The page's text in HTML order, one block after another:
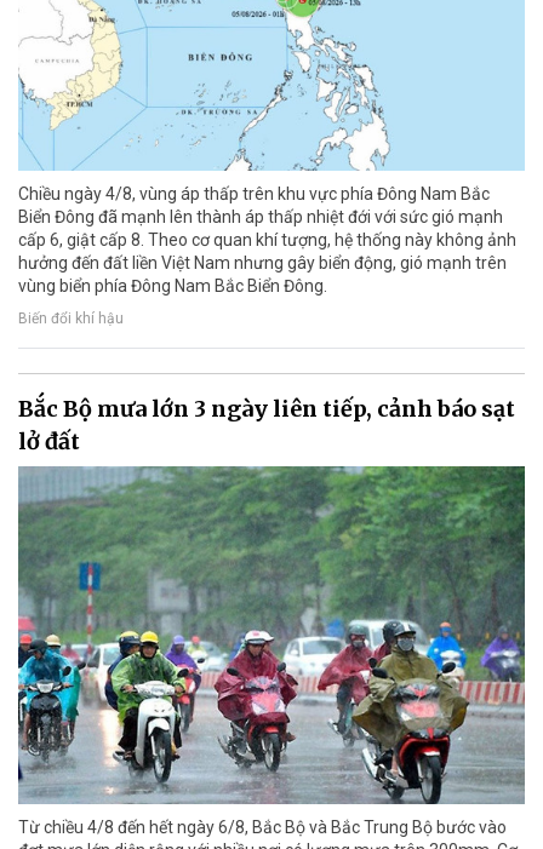
Chiều ngày 4/8, vùng áp thấp trên khu vực phía Đông Nam Bắc
Biển Đông đã mạnh lên thành áp thấp nhiệt đới với sức gió mạnh
cấp 6, giật cấp 8. Theo cơ quan khí tượng, hệ thống này không ảnh
hưởng đến đất liền Việt Nam nhưng gây biển động, gió mạnh trên
vùng biển phía Đông Nam Bắc Biển Đông.
Biến đổi khí hậu
Bắc Bộ mưa lớn 3 ngày liên tiếp, cảnh báo sạt
lở đất
Từ chiều 4/8 đến hết ngày 6/8, Bắc Bộ và Bắc Trung Bộ bước vào